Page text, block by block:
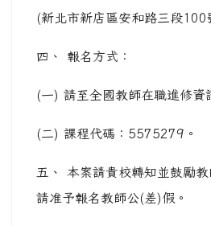
(新北市新店區安和路三段100
四、 報名方式：
(一) 請至全國教師在職進修資
(二) 課程代碼：5575279。
五、 本案請貴校轉知並鼓勵
請准予報名教師公(差)假。